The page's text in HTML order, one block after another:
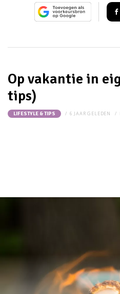
Op vakantie in
tips)
LIFESTYLE & TIPS 6 JAAR GELEDEN